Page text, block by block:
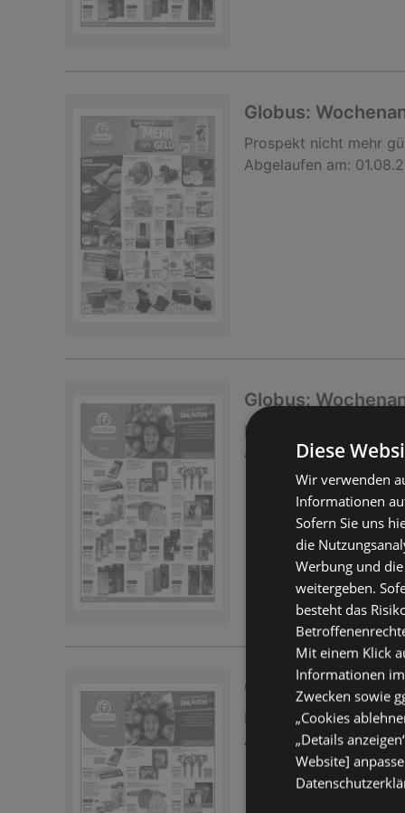
Globus:
Prospekt nicht mehr
Abgelaufen am:
Globus:
Prospekt
Abgelaufen am:
Globus:
Prospekt nicht mehr
Abgelaufen am:
Diese
Wir verwenden
Informationen
Sofern Sie uns
die
Werbung und
weitergeben.
besteht das
Mit einem Klick
Informationen
Zwecken sowie
„Cookies
„Details
Website]